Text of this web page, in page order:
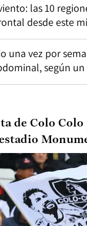
las 10
desde este
una vez por
según
de Colo Colo